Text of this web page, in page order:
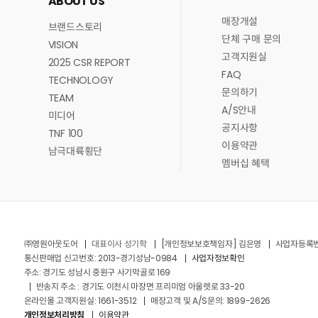
브랜드스토리
VISION
2025 CSR REPORT
TECHNOLOGY
TEAM
미디어
TNF 100
남극대륙횡단
매장개설
단체 구매 문의
고객지원실
FAQ
문의하기
A/S안내
공지사항
이용약관
멤버십 혜택
㈜영원아웃도어 대표이사 성기학 [개인정보보호책임자] 김은영
사업자등록
통신판매업 신고번호: 2013-경기성남-0984
사업자정보확인
주소: 경기도 성남시 중원구 사기막골로 169
반송지 주소 : 경기도 이천시 마장면 프리미엄 아울렛로 33-20
온라인몰 고객지원실: 1661-3512
매장고객 및 A/S문의: 1899-2626
개인정보처리방침
이용약관